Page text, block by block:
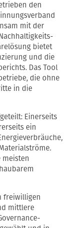
den
mit der
bietet
und die
Das Tool
die ohne
in die
Einerseits
ein
meisten
freiwilligen
mittlere